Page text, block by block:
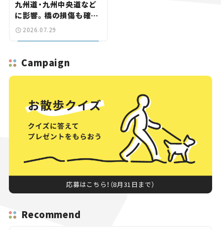
九州道・九州中央道など
に影響。橋の損傷も確認
【道路のニュース】
2026.07.29
Campaign
応募はこちら！（8月31日まで）
Recommend